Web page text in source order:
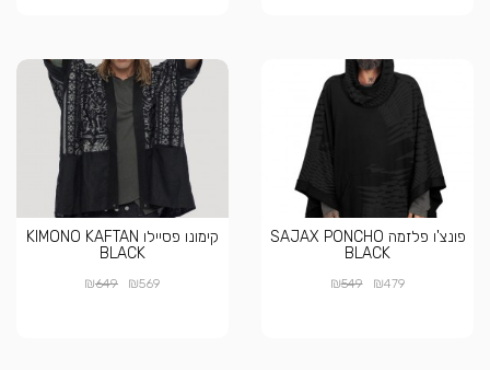
פונצ'ו פלזמה SAJAX PONCHO
BLACK
₪479
₪549
קימונו פסיילו KIMONO KAFTAN
BLACK
₪569
₪649